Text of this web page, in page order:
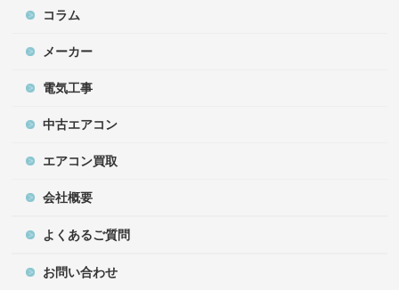
コラム
メーカー
電気工事
中古エアコン
エアコン買取
会社概要
よくあるご質問
お問い合わせ